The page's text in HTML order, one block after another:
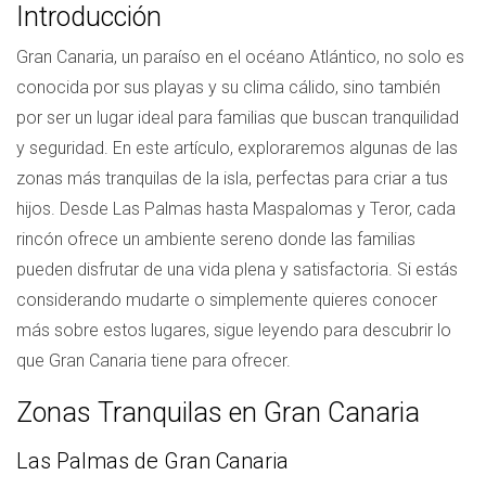
Introducción
Gran Canaria, un paraíso en el océano Atlántico, no solo es
conocida por sus playas y su clima cálido, sino también
por ser un lugar ideal para familias que buscan tranquilidad
y seguridad. En este artículo, exploraremos algunas de las
zonas más tranquilas de la isla, perfectas para criar a tus
hijos. Desde Las Palmas hasta Maspalomas y Teror, cada
rincón ofrece un ambiente sereno donde las familias
pueden disfrutar de una vida plena y satisfactoria. Si estás
considerando mudarte o simplemente quieres conocer
más sobre estos lugares, sigue leyendo para descubrir lo
que Gran Canaria tiene para ofrecer.
Zonas Tranquilas en Gran Canaria
Las Palmas de Gran Canaria